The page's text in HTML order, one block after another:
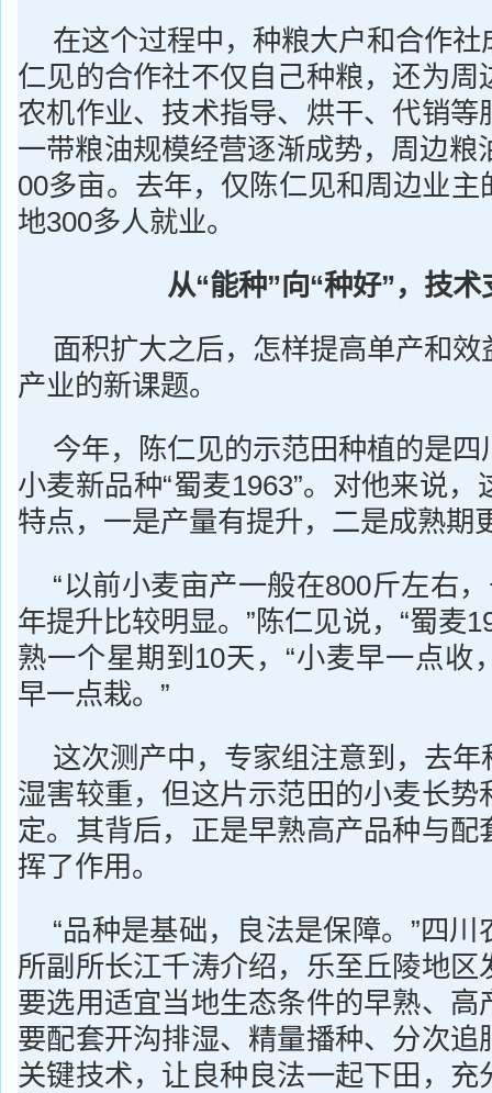
在这个过程中，种粮大户和合作
仁见的合作社不仅自己种粮，还为周
农机作业、技术指导、烘干、代销等
一带粮油规模经营逐渐成势，周边粮
00多亩。去年，仅陈仁见和周边业主
地300多人就业。
从“能种”向“种好”，技术
面积扩大之后，怎样提高单产和
产业的新课题。
今年，陈仁见的示范田种植的是
小麦新品种“蜀麦1963”。对他来说
特点，一是产量有提升，二是成熟期
“以前小麦亩产一般在800斤左右
年提升比较明显。”陈仁见说，“蜀麦
熟一个星期到10天，“小麦早一点收
早一点栽。”
这次测产中，专家组注意到，去
湿害较重，但这片示范田的小麦长势
定。其背后，正是早熟高产品种与配
挥了作用。
“品种是基础，良法是保障。”四
所副所长江千涛介绍，乐至丘陵地区
要选用适宜当地生态条件的早熟、高
要配套开沟排湿、精量播种、分次追
关键技术，让良种良法一起下田，充